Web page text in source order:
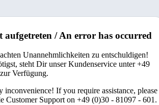
aufgetreten / An error has occurred
Unannehmlichkeiten zu entschuldigen!
steht Dir unser Kundenservice unter +49
Verfügung.
inconvenience! If you require assistance, please
Customer Support on +49 (0)30 - 81097 - 601.